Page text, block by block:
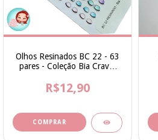
Olhos Resinados BC 22 - 63
pares - Coleção Bia Cravol
R$12,90